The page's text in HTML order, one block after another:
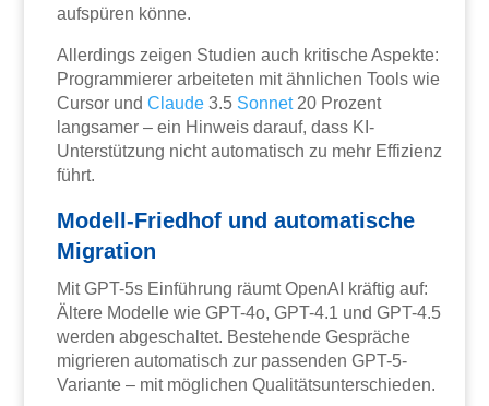
aufspüren könne.
Allerdings zeigen Studien auch kritische Aspekte:
Programmierer arbeiteten mit ähnlichen Tools wie
Cursor undClaude 3.5 Sonnet20 Prozent
langsamer – ein Hinweis darauf, dass KI-
Unterstützung nicht automatisch zu mehr Effizienz
führt.
Modell-Friedhof und automatische
Migration
Mit GPT-5s Einführung räumt OpenAI kräftig auf:
Ältere Modelle wie GPT-4o, GPT-4.1 und GPT-4.5
werden abgeschaltet. Bestehende Gespräche
migrieren automatisch zur passenden GPT-5-
Variante – mit möglichen Qualitätsunterschieden.